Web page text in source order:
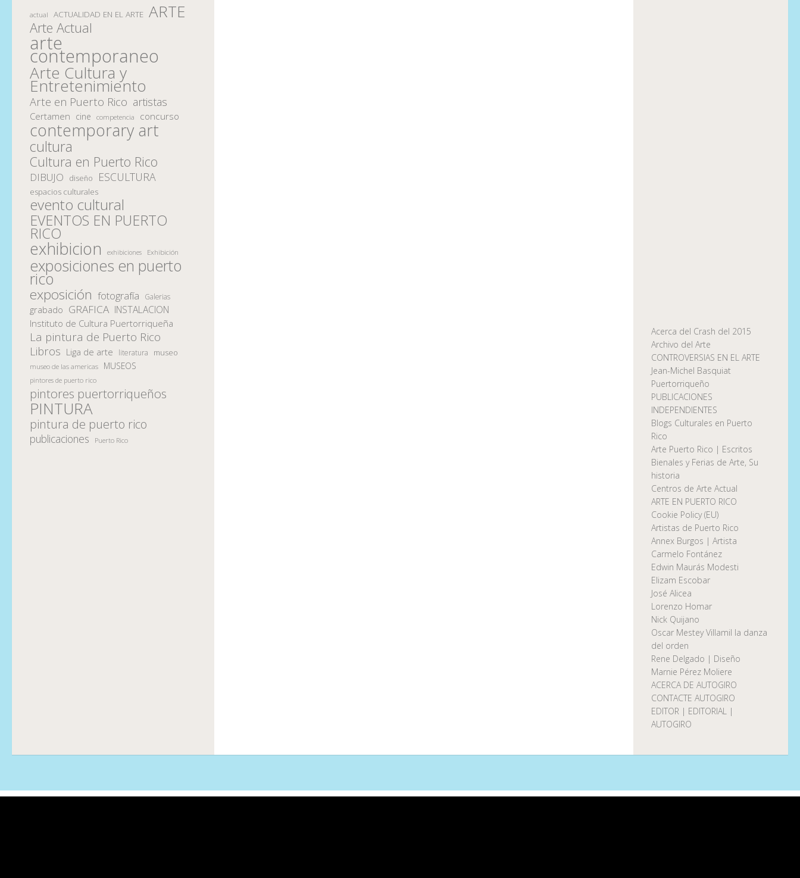
actual ACTUALIDAD EN EL ARTE ARTE
Arte Actual
arte
contemporaneo
Arte Cultura y
Entretenimiento
Arte en Puerto Rico artistas
Certamen cine competencia concurso
contemporary art
cultura
Cultura en Puerto Rico
DIBUJO diseño ESCULTURA
espacios culturales
evento cultural
EVENTOS EN PUERTO
RICO
exhibicion exhibiciones Exhibición
exposiciones en puerto
rico
exposición fotografía Galerias
grabado GRAFICA INSTALACION
Instituto de Cultura Puertorriqueña
La pintura de Puerto Rico
Libros Liga de arte literatura museo
museo de las americas MUSEOS
pintores de puerto rico
pintores puertorriqueños
PINTURA
pintura de puerto rico
publicaciones Puerto Rico
Acerca del Crash del 2015
Archivo del Arte
CONTROVERSIAS EN EL ARTE
Jean-Michel Basquiat
Puertorriqueño
PUBLICACIONES
INDEPENDIENTES
Blogs Culturales en Puerto
Rico
Arte Puerto Rico | Escritos
Bienales y Ferias de Arte, Su
historia
Centros de Arte Actual
ARTE EN PUERTO RICO
Cookie Policy (EU)
Artistas de Puerto Rico
Annex Burgos | Artista
Carmelo Fontánez
Edwin Maurás Modesti
Elizam Escobar
José Alicea
Lorenzo Homar
Nick Quijano
Oscar Mestey Villamil la danza
del orden
Rene Delgado | Diseño
Marnie Pérez Moliere
ACERCA DE AUTOGIRO
CONTACTE AUTOGIRO
EDITOR | EDITORIAL |
AUTOGIRO